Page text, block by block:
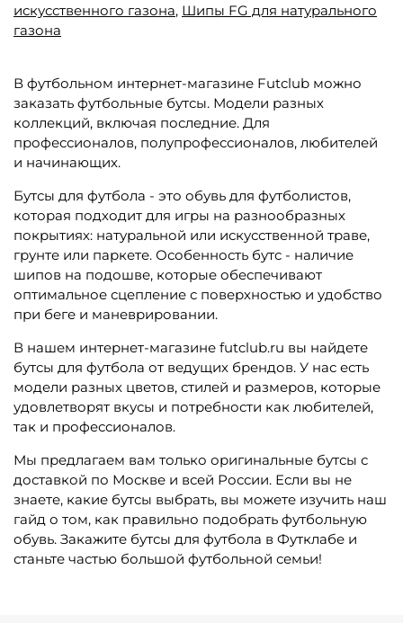
искусственного газона, Шипы FG для натурального
газона
В футбольном интернет-магазине Futclub можно
заказать футбольные бутсы. Модели разных
коллекций, включая последние. Для
профессионалов, полупрофессионалов, любителей
и начинающих.
Бутсы для футбола - это обувь для футболистов,
которая подходит для игры на разнообразных
покрытиях: натуральной или искусственной траве,
грунте или паркете. Особенность бутс - наличие
шипов на подошве, которые обеспечивают
оптимальное сцепление с поверхностью и удобство
при беге и маневрировании.
В нашем интернет-магазине futclub.ru вы найдете
бутсы для футбола от ведущих брендов. У нас есть
модели разных цветов, стилей и размеров, которые
удовлетворят вкусы и потребности как любителей,
так и профессионалов.
Мы предлагаем вам только оригинальные бутсы с
доставкой по Москве и всей России. Если вы не
знаете, какие бутсы выбрать, вы можете изучить наш
гайд о том, как правильно подобрать футбольную
обувь. Закажите бутсы для футбола в Футклабе и
станьте частью большой футбольной семьи!